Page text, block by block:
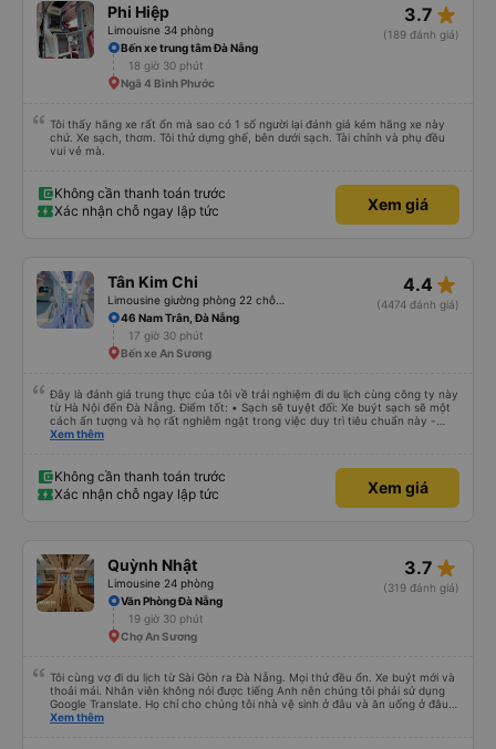
Phi Hiệp
Limouisne 34 phòng
3.7 star_rate
(189 đánh giá)
Bến xe trung tâm Đà Nẵng
18 giờ 30 phút
Ngã 4 Bình Phước
Tôi thấy hãng xe rất ổn mà sao có 1 số người lại đánh giá kém hãng xe này
chứ. Xe sạch, thơm. Tôi thử dựng ghế, bên dưới sạch. Tài chính và phụ đều
vui vẻ mà.
Không cần thanh toán trước
Xác nhận chỗ ngay lập tức
Xem giá
Tân Kim Chi 4.4 star_rate
(4474 đánh giá)
46 Nam Trân, Đà Nẵng
17 giờ 30 phút
Bến xe An Sương
Đây là đánh giá trung thực của tôi về trải nghiệm đi du lịch cùng công ty này
từ Hà Nội đến Đà Nẵng. Điểm tốt: • Sạch sẽ tuyệt đối: Xe buýt sạch sẽ một
cách ấn tượng và họ rất nghiêm ngặt trong việc duy trì tiêu chuẩn này -
không được phép ăn trên xe. Đây là lần đầu tiên tôi thấy sự chú trọng đến
suốt chuyến đi. • Tùy chọn sạc: Có sẵn cổng sạc USB và USB-C, đây cũng
là lần đầu tiên tôi thấy. • Môi trường yên tĩnh và thanh bình: Họ không bật
đèn không cần thiết hoặc bật nhạc lớn, giúp tôi dễ dàng thư giãn và ngủ
điểm đón đã được thay đổi sang một địa điểm xa hơn khoảng 30 phút. Tuy
nhiên, họ đã đền bù cho tôi 100.000 VND, tôi thấy công bằng. • Tài xế không
thân thiện: Tài xế không thực sự thân thiện hoặc hữu ích, nhưng không đến
mức không thể chịu nổi. • Xe buýt quá đông ở Đà Nẵng: Khi chúng tôi
chuyển sang xe buýt khác để đến khách sạn của mình ở Đà Nẵng, xe quá
đông và tôi phải ngồi trên một chiếc ghế nhựa ở lối đi giữa, điều này không lý
tưởng. Nhìn chung: Mặc dù có một vài bất tiện nhỏ, tôi đã có trải nghiệm
tích cực với công ty này. Đây là dịch vụ xe buýt tốt nhất mà tôi từng sử
đáng kể và tôi sẽ giới thiệu dịch vụ này cho bất kỳ ai đi tuyến đường này.
Xem thêm
Không cần thanh toán trước
Xác nhận chỗ ngay lập tức
Xem giá
Quỳnh Nhật
Limousine 24 phòng
3.7 star_rate
(319 đánh giá)
Văn Phòng Đà Nẵng
19 giờ 30 phút
Chợ An Sương
Tôi cùng vợ đi du lịch từ Sài Gòn ra Đà Nẵng. Mọi thứ đều ổn. Xe buýt mới và
thoải mái. Nhân viên không nói được tiếng Anh nên chúng tôi phải sử dụng
Google Translate. Họ chỉ cho chúng tôi nhà vệ sinh ở đâu và ăn uống ở đâu.
Xe buýt dừng 4 lần trong chuyến đi 16 giờ của chúng tôi. Chúng tôi đến sớm
Xem thêm